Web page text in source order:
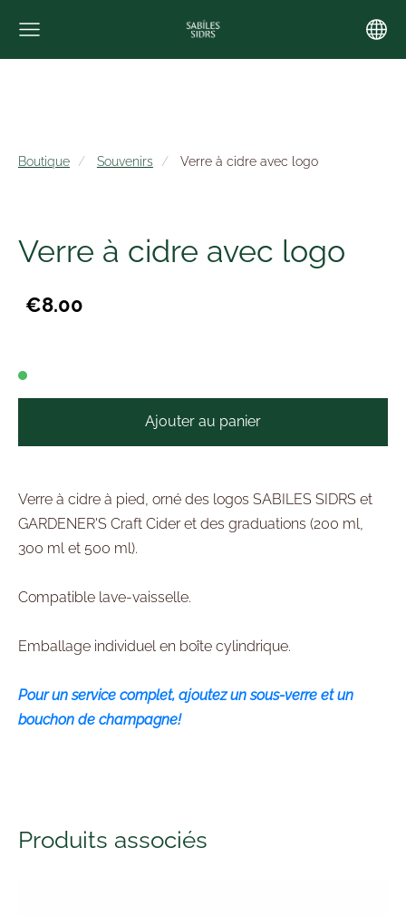
Boutique Souvenirs Verre à cidre avec logo
Verre à cidre avec logo
€8.00
Ajouter au panier
Verre à cidre à pied, orné des logos SABILES SIDRS et
GARDENER'S Craft Cider et des graduations (200 ml,
300 ml et 500 ml).
Compatible lave-vaisselle.
Emballage individuel en boîte cylindrique.
Pour un service complet, ajoutez un sous-verre et un
bouchon de champagne!
Produits associés